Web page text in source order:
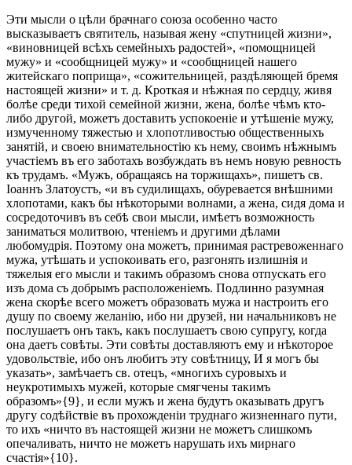
Эти мысли о цѣли брачнаго союза особенно часто
высказываетъ святитель, называя жену «спутницей жизни»,
«виновницей всѣхъ семейныхъ радостей», «помощницей
мужу» и «сообщницей мужу» и «сообщницей нашего
житейскаго поприща», «сожительницей, раздѣляющей бремя
настоящей жизни» и т. д. Кроткая и нѣжная по сердцу, живя
болѣе среди тихой семейной жизни, жена, болѣе чѣмъ кто-
либо другой, можетъ доставить успокоеніе и утѣшеніе мужу,
измученному тяжестью и хлопотливостью общественныхъ
занятій, и своею внимательностію къ нему, своимъ нѣжнымъ
участіемъ въ его заботахъ возбуждать въ немъ новую ревность
къ трудамъ. «Мужъ, обращаясь на торжищахъ», пишетъ св.
Іоаннъ Златоустъ, «и въ судилищахъ, обуревается внѣшними
хлопотами, какъ бы нѣкоторыми волнами, а жена, сидя дома и
сосредоточивъ въ себѣ свои мысли, имѣетъ возможность
заниматься молитвою, чтеніемъ и другими дѣлами
любомудрія. Поэтому она можетъ, принимая растревоженнаго
мужа, утѣшать и успокоивать его, разгонять излишнія и
тяжелыя его мысли и такимъ образомъ снова отпускать его
изъ дома съ добрымъ расположеніемъ. Подлинно разумная
жена скорѣе всего можетъ образовать мужа и настроить его
душу по своему желанію, ибо ни друзей, ни начальниковъ не
послушаетъ онъ такъ, какъ послушаетъ свою супругу, когда
она даетъ совѣты. Эти совѣты доставляютъ ему и нѣкоторое
удовольствіе, ибо онъ любитъ эту совѣтницу, И я могъ бы
указать», замѣчаетъ св. отецъ, «многихъ суровыхъ и
неукротимыхъ мужей, которые смягчены такимъ
образомъ»{9}, и если мужъ и жена будутъ оказывать другъ
другу содѣйствіе въ прохожденіи труднаго жизненнаго пути,
то ихъ «ничто въ настоящей жизни не можетъ слишкомъ
опечаливать, ничто не можетъ нарушать ихъ мирнаго
счастія»{10}.